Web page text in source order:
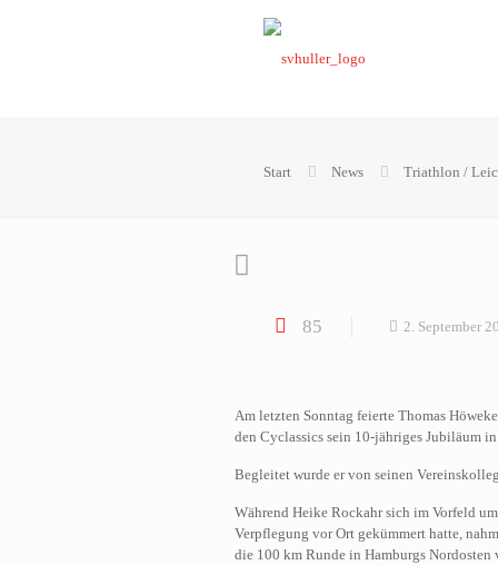
Start News Triathlon /
85 2. September
Am letzten Sonntag feierte Thomas
den Cyclassics sein 10-jähriges Jubiläum
Begleitet wurde er von seinen
Während Heike Rockahr sich im Vorfeld
Verpflegung vor Ort gekümmert hatte,
die 100 km Runde in Hamburgs Nordosten